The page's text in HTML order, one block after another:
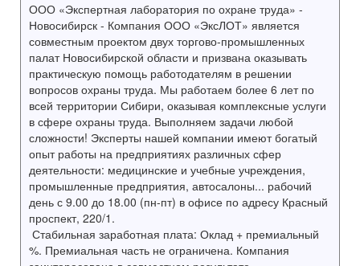
ООО «Экспертная лаборатория по охране труда» -
Новосибирск - Компания ООО «ЭксЛОТ» является
совместным проектом двух торгово-промышленных
палат Новосибирской области и призвана оказывать
практическую помощь работодателям в решении
вопросов охраны труда. Мы работаем более 6 лет по
всей территории Сибири, оказывая комплексные услуги
в сфере охраны труда. Выполняем задачи любой
сложности! Эксперты нашей компании имеют богатый
опыт работы на предприятиях различных сфер
деятельности: медицинские и учебные учреждения,
промышленные предприятия, автосалоны... рабочий
день с 9.00 до 18.00 (пн-пт) в офисе по адресу Красный
проспект, 220/1.
Стабильная заработная плата: Оклад + премиальный
%. Премиальная часть не ограничена. Компания